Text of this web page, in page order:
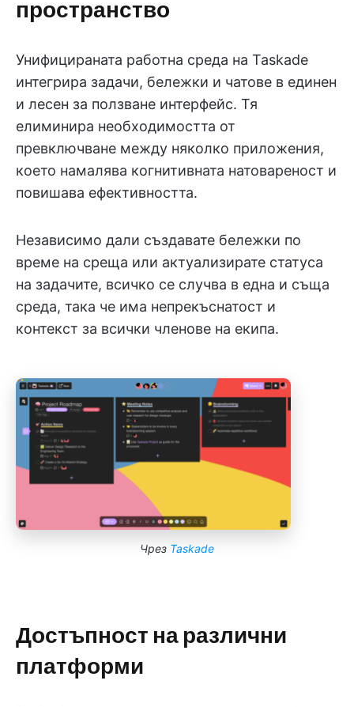
пространство
Унифицираната работна среда на Taskade
интегрира задачи, бележки и чатове в единен
и лесен за ползване интерфейс. Тя
елиминира необходимостта от
превключване между няколко приложения,
което намалява когнитивната натовареност и
повишава ефективността.
Независимо дали създавате бележки по
време на среща или актуализирате статуса
на задачите, всичко се случва в една и съща
среда, така че има непрекъснатост и
контекст за всички членове на екипа.
Чрез Taskade
Достъпност на различни
платформи